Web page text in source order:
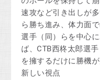
速攻など引き出しが
ら勝ち進み、体力面
選手（同）らを中心
ば、CTB西柊太郎選
を擁するだけに勝機
新しい視点